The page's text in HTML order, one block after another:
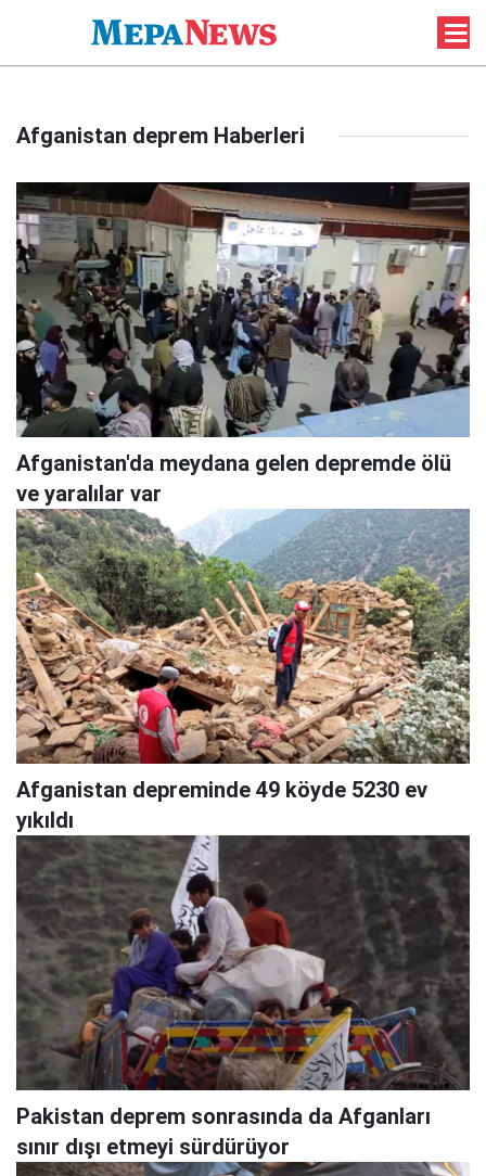
Afganistan deprem Haberleri
Afganistan'da meydana gelen depremde ölü
ve yaralılar var
Afganistan depreminde 49 köyde 5230 ev
yıkıldı
Pakistan deprem sonrasında da Afganları
sınır dışı etmeyi sürdürüyor